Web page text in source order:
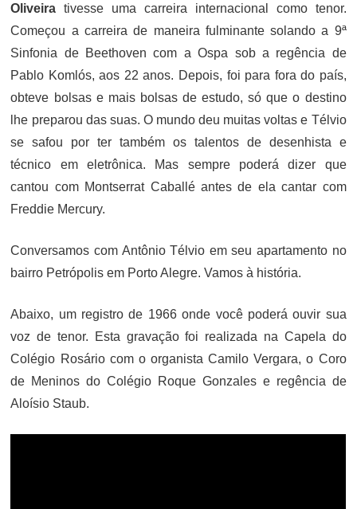
Oliveira tivesse uma carreira internacional como tenor.
Começou a carreira de maneira fulminante solando a 9ª
Sinfonia de Beethoven com a Ospa sob a regência de
Pablo Komlós, aos 22 anos. Depois, foi para fora do país,
obteve bolsas e mais bolsas de estudo, só que o destino
lhe preparou das suas. O mundo deu muitas voltas e Télvio
se safou por ter também os talentos de desenhista e
técnico em eletrônica. Mas sempre poderá dizer que
cantou com Montserrat Caballé antes de ela cantar com
Freddie Mercury.
Conversamos com Antônio Télvio em seu apartamento no
bairro Petrópolis em Porto Alegre. Vamos à história.
Abaixo, um registro de 1966 onde você poderá ouvir sua
voz de tenor. Esta gravação foi realizada na Capela do
Colégio Rosário com o organista Camilo Vergara, o Coro
de Meninos do Colégio Roque Gonzales e regência de
Aloísio Staub.